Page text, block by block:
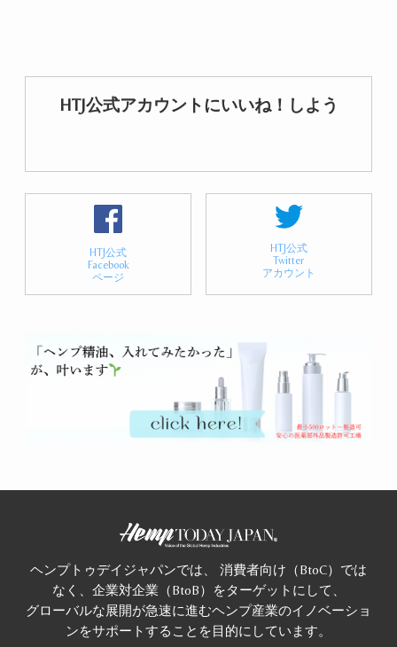
HTJ公式アカウントにいいね！しよう
HTJ公式
Facebook
ページ
HTJ公式
Twitter
アカウント
ヘンプトゥデイジャパンでは、 消費者向け（BtoC）では
なく、企業対企業（BtoB）をターゲットにして、
グローバルな展開が急速に進むヘンプ産業のイノベーショ
ンをサポートすることを目的にしています。